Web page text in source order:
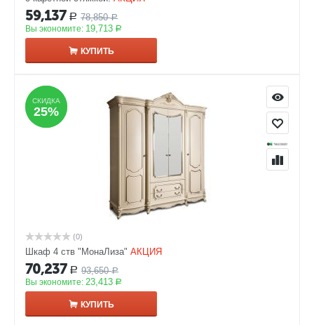
59,137 Р 78,850 Р
Вы экономите: 19,713 Р
КУПИТЬ
СКИДКА
25%
СКИДКА
25%
(0)
Шкаф 4 ств "МонаЛиза" АКЦИЯ
70,237 Р 93,650 Р
Вы экономите: 23,413 Р
КУПИТЬ